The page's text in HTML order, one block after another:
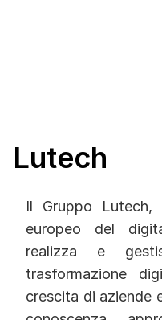
Lutech
Il Gruppo
europeo del
realizza e
trasformazione
crescita di aziende